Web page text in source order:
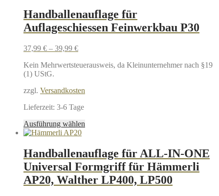
mehrere
Varianten
auf.
auf
Handballenauflage für
Auflageschiessen Feinwerkbau P30
37,99 € – 39,99 €
Kein Mehrwertsteuerausweis, da Kleinunternehmer nach §19
(1) UStG.
zzgl. Versandkosten
Lieferzeit: 3-6 Tage
Ausführung wählen
mehrere
Varianten
auf.
Optionen
Handballenauflage für ALL-IN-ONE
Universal Formgriff für Hämmerli
AP20, Walther LP400, LP500